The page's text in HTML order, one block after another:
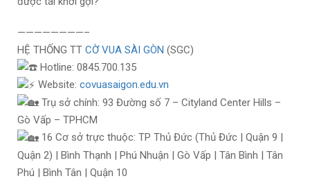
————————–
HỆ THỐNG TT CỜ VUA SÀI GÒN (SGC)
Hotline: 0845.700.135
Website: covuasaigon.edu.vn
Trụ sở chính: 93 Đường số 7 – Cityland Center Hills –
Gò Vấp – TPHCM
16 Cơ sở trực thuộc: TP Thủ Đức (Thủ Đức | Quận 9 |
Quận 2) | Bình Thạnh | Phú Nhuận | Gò Vấp | Tân Bình | Tân
Phú | Bình Tân | Quận 10